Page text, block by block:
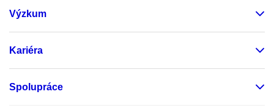
Výzkum
Kariéra
Spolupráce